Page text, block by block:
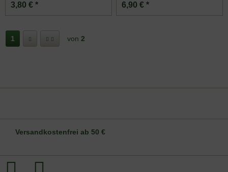
3,80 € * 6,90 € *
1 von 2
Versandkostenfrei ab 50 €